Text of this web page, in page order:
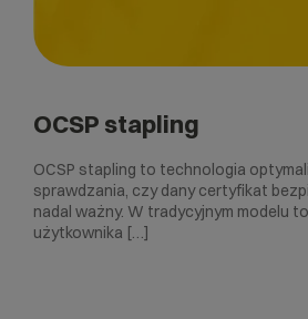
OCSP stapling
OCSP stapling to technologia
sprawdzania, czy dany certyfikat
nadal ważny. W tradycyjnym modelu
użytkownika […]